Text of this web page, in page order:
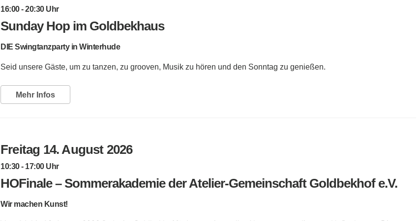
16:00 - 20:30 Uhr
Sunday Hop im Goldbekhaus
DIE Swingtanzparty in Winterhude
Seid unsere Gäste, um zu tanzen, zu grooven, Musik zu hören und den Sonntag zu genießen.
Mehr Infos
Freitag 14. August 2026
10:30 - 17:00 Uhr
HOFinale – Sommerakademie der Atelier-Gemeinschaft Goldbekhof e.V.
Wir machen Kunst!